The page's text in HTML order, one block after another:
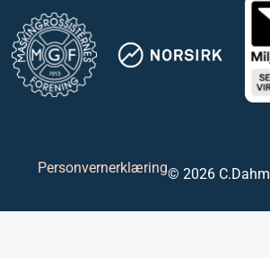
Personvernerklæring© 2026 C.Dahm